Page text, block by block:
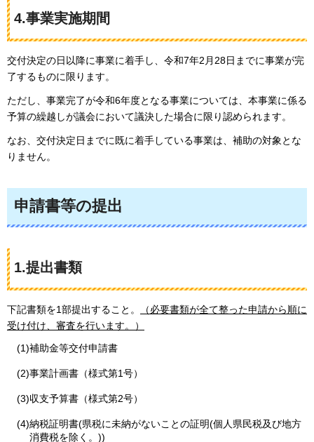
4.事業実施期間
交付決定の日以降に事業に着手し、令和7年2月28日までに事業が完
了するものに限ります。
ただし、事業完了が令和6年度となる事業については、本事業に係る
予算の繰越しが議会において議決した場合に限り認められます。
なお、交付決定日までに既に着手している事業は、補助の対象とな
りません。
申請書等の提出
1.提出書類
下記書類を1部提出すること。
（必要書類が全て整った申請から順に
受け付け、審査を行います。）
(1)補助金等交付申請書
(2)事業計画書（様式第1号）
(3)収支予算書（様式第2号）
(4)納税証明書(県税に未納がないことの証明(個人県民税及び地方
消費税を除く。))